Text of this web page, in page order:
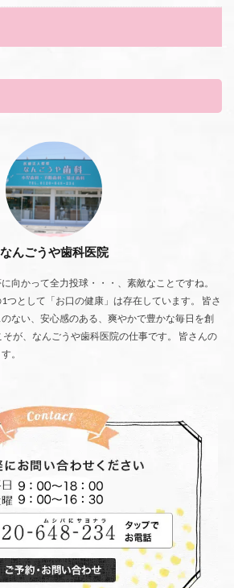
なんごうや歯科医院
向かって全力投球・・・、素敵なことですね。
つとして「お口の健康」は存在しています。 皆さ
ない、安心感のある、爽やかで豊かな毎日を創
そが、なんごうや歯科医院の仕事です。 皆さんの
。